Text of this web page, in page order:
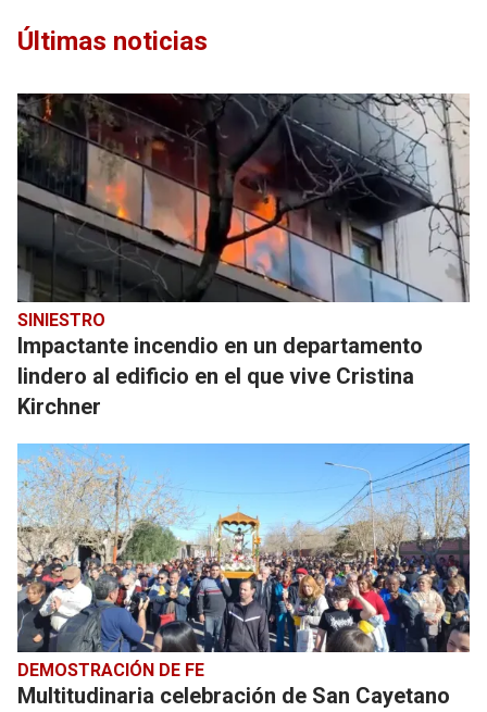
Últimas noticias
SINIESTRO
Impactante incendio en un departamento
lindero al edificio en el que vive Cristina
Kirchner
DEMOSTRACIÓN DE FE
Multitudinaria celebración de San Cayetano